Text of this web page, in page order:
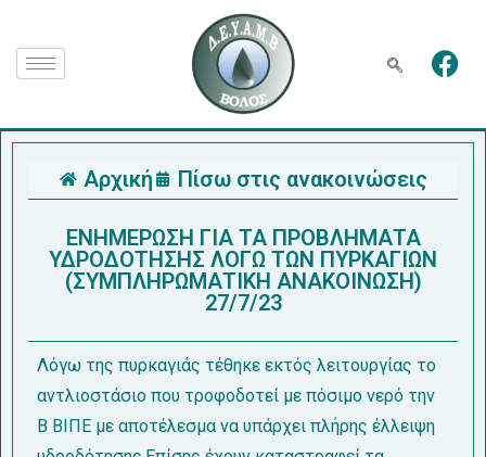
Αρχική Πίσω στις ανακοινώσεις
ENHMEΡΩΣΗ ΓΙΑ ΤΑ ΠΡΟΒΛΗΜΑΤΑ
ΥΔΡΟΔΟΤΗΣΗΣ ΛΟΓΩ ΤΩΝ ΠΥΡΚΑΓΙΩΝ
(ΣΥΜΠΛΗΡΩΜΑΤΙΚΗ ΑΝΑΚΟΙΝΩΣΗ)
27/7/23
Λόγω της πυρκαγιάς τέθηκε εκτός λειτουργίας το
αντλιοστάσιο που τροφοδοτεί με πόσιμο νερό την
Β ΒΙΠΕ με αποτέλεσμα να υπάρχει πλήρης έλλειψη